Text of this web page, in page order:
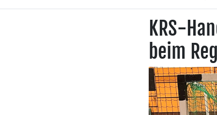
KRS-
beim